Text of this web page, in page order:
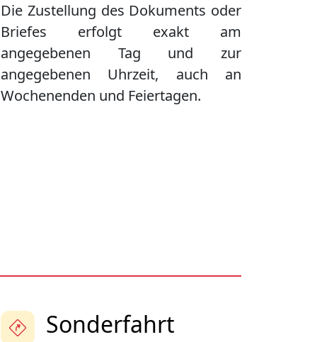
Die Zustellung des Dokuments oder
Briefes erfolgt exakt am
angegebenen Tag und zur
angegebenen Uhrzeit, auch an
Wochenenden und Feiertagen.
Sonderfahrt